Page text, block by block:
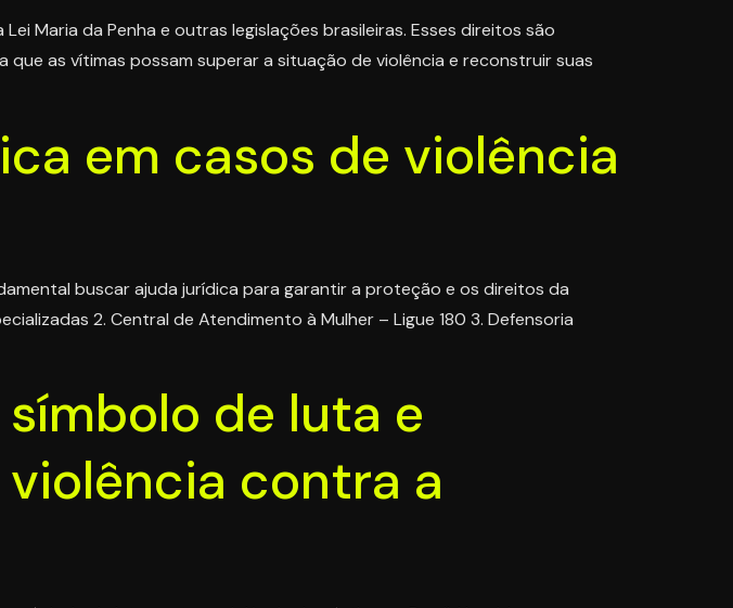
Maria da Penha e outras legislações brasileiras. Esses direitos são
as vítimas possam superar a situação de violência e reconstruir suas
em casos de violência
buscar ajuda jurídica para garantir a proteção e os direitos da
2. Central de Atendimento à Mulher – Ligue 180 3. Defensoria
de luta e
contra a